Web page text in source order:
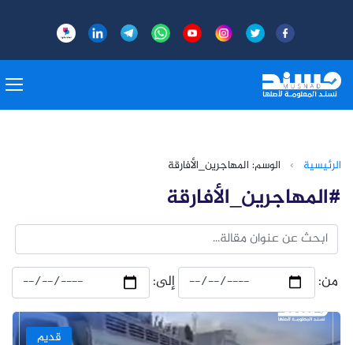
الرئيسية › الوسم: المهاجرين_الأفارقة
#المهاجرين_الأفارقة
من: إلى:
قديم